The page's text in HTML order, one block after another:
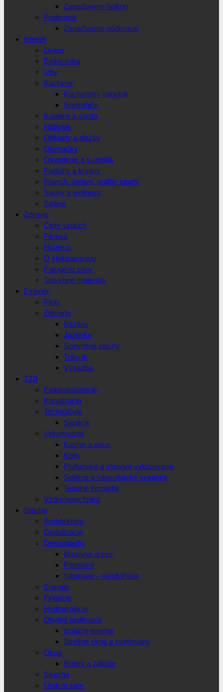
Zariaďujeme balkón
Podkrovie
Zariaďujeme podkrovie
Interiér
Dvere
Elektronika
Izby
Kuchyne
Kuchynský nábytok
Spotrebiče
Kúpelne a sanita
Nábytok
Obklady a dlažby
Obývačky
Osvetlenie a svietidlá
Podlahy a krytiny
Povrch. úpravy, maľby tapety
Sauny a wellness
Spálne
Zdravie
Čistý vzduch
Fitness
Hygiena
O elektrosmogu
Patogéne zóny
Stavebné materiály
Exteriér
Ploty
Záhrada
Bazény
Jazierka
Spevnené plochy
Trávnik
Výsadba
TZB
Elektroinštalácie
Kanalizácia
Technológie
Sanácie
Vykurovanie
Kachle a pece
Kotly
Podlahové a stenové vykurovanie
Solárne a fotovoltaické systémy
Tepelné čerpadlá
Vzduchotechnika
Stavba
Architektúra
Digitalizácia
Drevostavby
Masívne drevo
Panelové
Stlpikové – sendvičové
Energie
Financie
Hydroizolácie
Obytné podkrovia
Izolácie tepelné
Strešné okná a svetlovody
Okná
Rolety a žalúzie
Strecha
Urob si sám